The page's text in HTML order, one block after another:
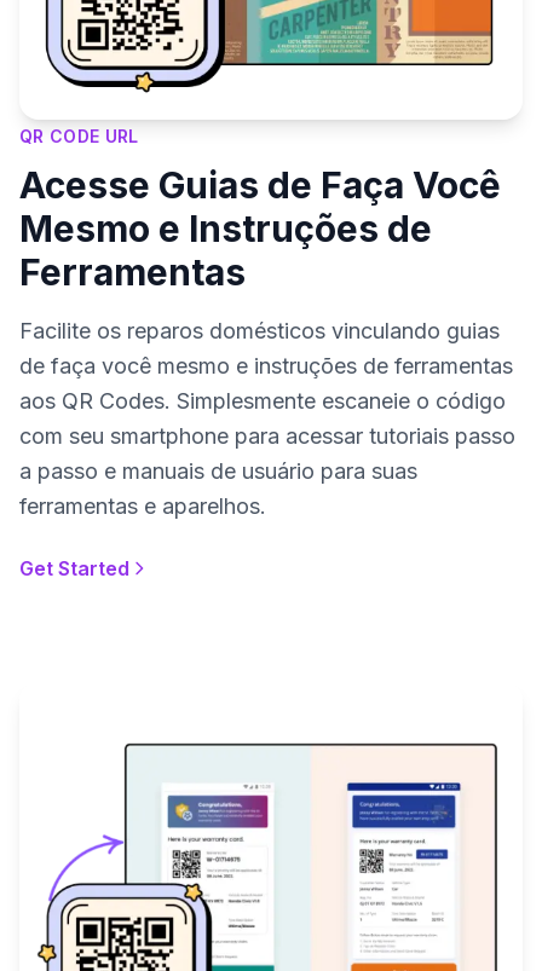
QR CODE URL
Acesse Guias de Faça Você
Mesmo e Instruções de
Ferramentas
Facilite os reparos domésticos vinculando guias
de faça você mesmo e instruções de ferramentas
aos QR Codes. Simplesmente escaneie o código
com seu smartphone para acessar tutoriais passo
a passo e manuais de usuário para suas
ferramentas e aparelhos.
Get Started